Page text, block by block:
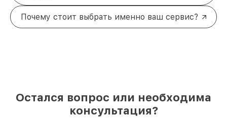
Почему стоит выбрать именно ваш сервис?
Остался вопрос или необходима
консультация?